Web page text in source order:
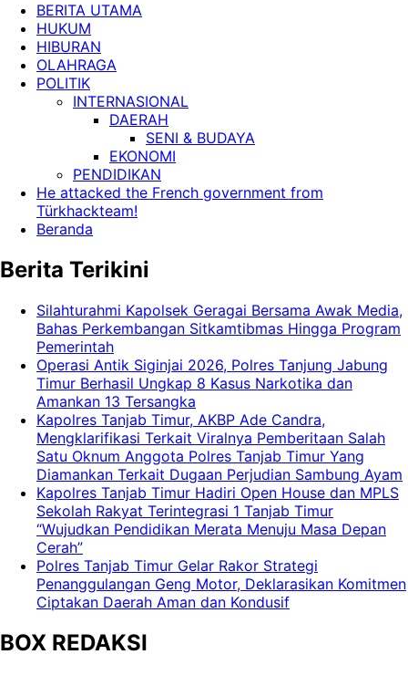
BERITA UTAMA
HUKUM
HIBURAN
OLAHRAGA
POLITIK
INTERNASIONAL
DAERAH
SENI & BUDAYA
EKONOMI
PENDIDIKAN
He attacked the French government from
Türkhackteam!
Beranda
Berita Terikini
Silahturahmi Kapolsek Geragai Bersama Awak Media,
Bahas Perkembangan Sitkamtibmas Hingga Program
Pemerintah
Operasi Antik Siginjai 2026, Polres Tanjung Jabung
Timur Berhasil Ungkap 8 Kasus Narkotika dan
Amankan 13 Tersangka
Kapolres Tanjab Timur, AKBP Ade Candra,
Mengklarifikasi Terkait Viralnya Pemberitaan Salah
Satu Oknum Anggota Polres Tanjab Timur Yang
Diamankan Terkait Dugaan Perjudian Sambung Ayam
Kapolres Tanjab Timur Hadiri Open House dan MPLS
Sekolah Rakyat Terintegrasi 1 Tanjab Timur
“Wujudkan Pendidikan Merata Menuju Masa Depan
Cerah”
Polres Tanjab Timur Gelar Rakor Strategi
Penanggulangan Geng Motor, Deklarasikan Komitmen
Ciptakan Daerah Aman dan Kondusif
BOX REDAKSI